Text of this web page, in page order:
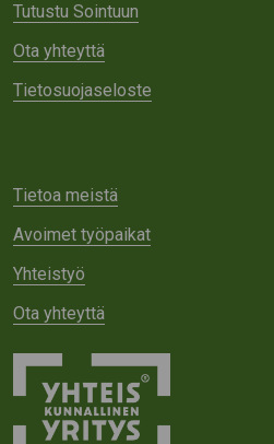
Tutustu Sointuun
Ota yhteyttä
Tietosuojaseloste
Tietoa meistä
Avoimet työpaikat
Yhteistyö
Ota yhteyttä